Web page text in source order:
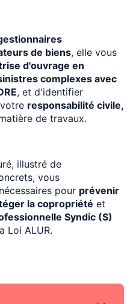
de biens, elle vous
d'ouvrage en
complexes avec
, et d'identifier
responsabilité civile,
de travaux.
illustré de
vous
pour prévenir
la copropriété et
Syndic (S)
Loi ALUR.